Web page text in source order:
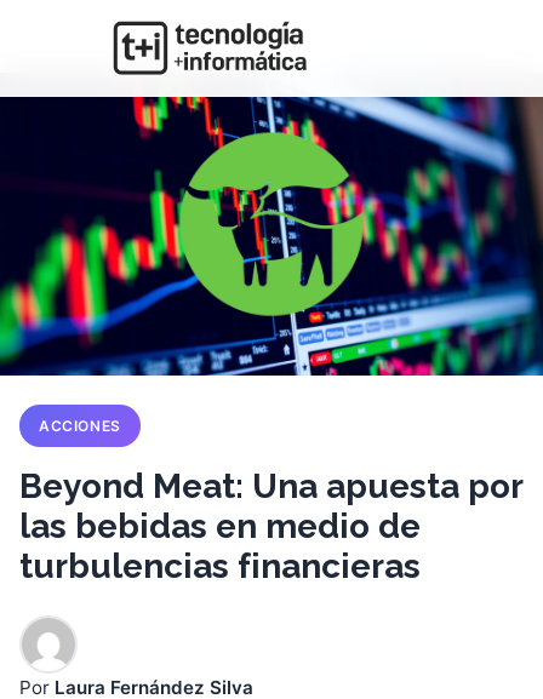
ACCIONES
Beyond Meat: Una apuesta por
las bebidas en medio de
turbulencias financieras
Por Laura Fernández Silva